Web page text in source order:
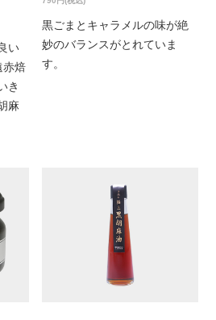
い
赤焙
き
麻
黒ごまとキャラメルの味が絶
妙のバランスがとれていま
す。